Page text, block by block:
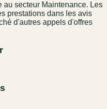
au secteur Maintenance. Les
prestations dans les avis
d'autres appels d'offres